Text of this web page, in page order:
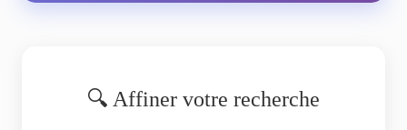
🔍 Affiner votre recherche